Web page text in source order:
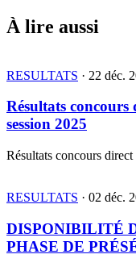
À lire aussi